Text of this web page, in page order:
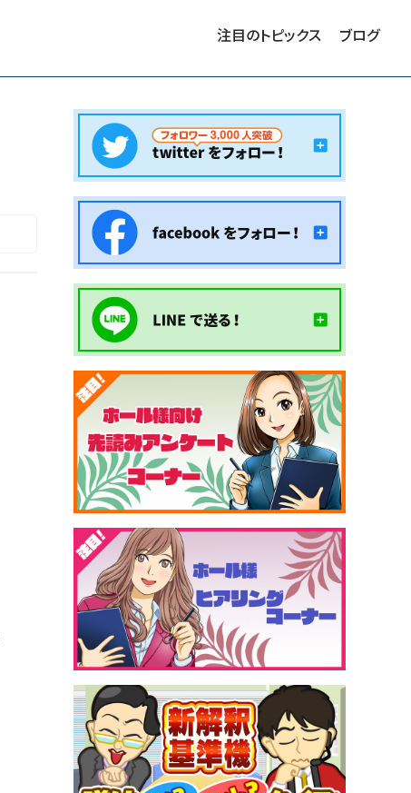
注目のトピックス ブログ